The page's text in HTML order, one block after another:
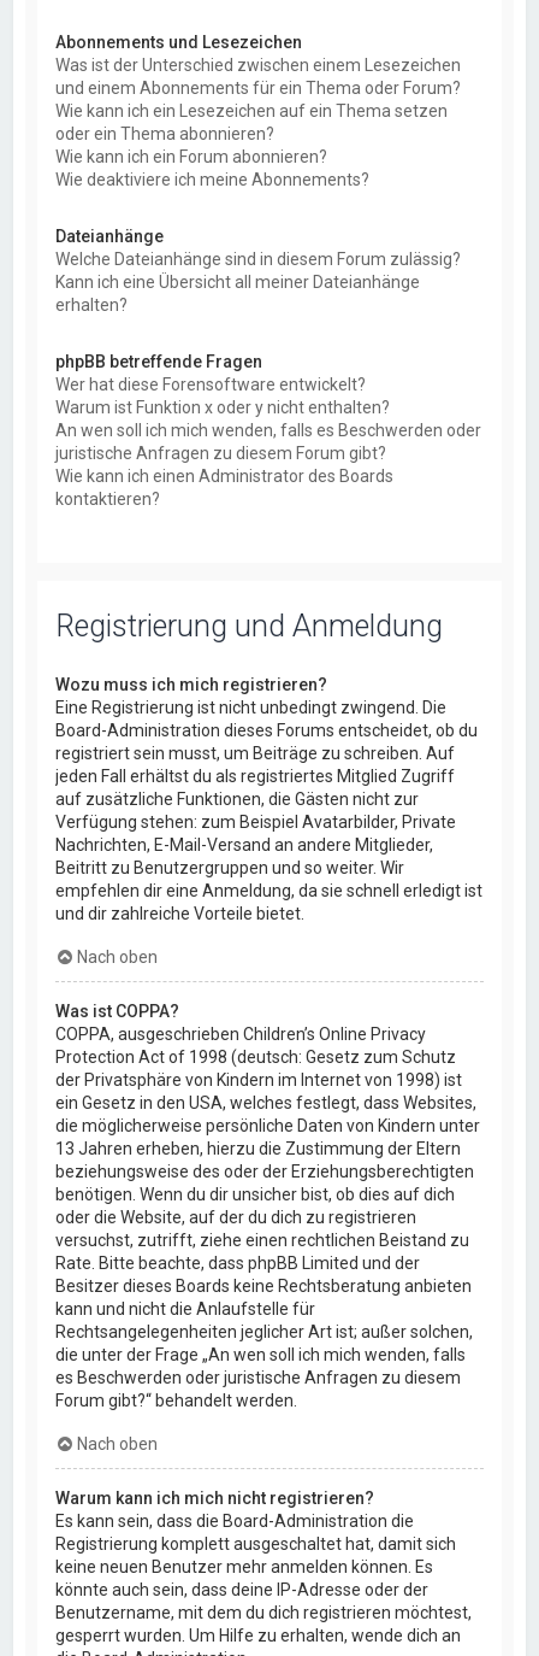
Abonnements und Lesezeichen
Was ist der Unterschied zwischen einem Lesezeichen
und einem Abonnements für ein Thema oder Forum?
Wie kann ich ein Lesezeichen auf ein Thema setzen
oder ein Thema abonnieren?
Wie kann ich ein Forum abonnieren?
Wie deaktiviere ich meine Abonnements?
Dateianhänge
Welche Dateianhänge sind in diesem Forum zulässig?
Kann ich eine Übersicht all meiner Dateianhänge
erhalten?
phpBB betreffende Fragen
Wer hat diese Forensoftware entwickelt?
Warum ist Funktion x oder y nicht enthalten?
An wen soll ich mich wenden, falls es Beschwerden oder
juristische Anfragen zu diesem Forum gibt?
Wie kann ich einen Administrator des Boards
kontaktieren?
Registrierung und Anmeldung
Wozu muss ich mich registrieren?
Eine Registrierung ist nicht unbedingt zwingend. Die
Board-Administration dieses Forums entscheidet, ob du
registriert sein musst, um Beiträge zu schreiben. Auf
jeden Fall erhältst du als registriertes Mitglied Zugriff
auf zusätzliche Funktionen, die Gästen nicht zur
Verfügung stehen: zum Beispiel Avatarbilder, Private
Nachrichten, E-Mail-Versand an andere Mitglieder,
Beitritt zu Benutzergruppen und so weiter. Wir
empfehlen dir eine Anmeldung, da sie schnell erledigt ist
und dir zahlreiche Vorteile bietet.
Nach oben
Was ist COPPA?
COPPA, ausgeschrieben Children’s Online Privacy
Protection Act of 1998 (deutsch: Gesetz zum Schutz
der Privatsphäre von Kindern im Internet von 1998) ist
ein Gesetz in den USA, welches festlegt, dass Websites,
die möglicherweise persönliche Daten von Kindern unter
13 Jahren erheben, hierzu die Zustimmung der Eltern
beziehungsweise des oder der Erziehungsberechtigten
benötigen. Wenn du dir unsicher bist, ob dies auf dich
oder die Website, auf der du dich zu registrieren
versuchst, zutrifft, ziehe einen rechtlichen Beistand zu
Rate. Bitte beachte, dass phpBB Limited und der
Besitzer dieses Boards keine Rechtsberatung anbieten
kann und nicht die Anlaufstelle für
Rechtsangelegenheiten jeglicher Art ist; außer solchen,
die unter der Frage „An wen soll ich mich wenden, falls
es Beschwerden oder juristische Anfragen zu diesem
Forum gibt?“ behandelt werden.
Nach oben
Warum kann ich mich nicht registrieren?
Es kann sein, dass die Board-Administration die
Registrierung komplett ausgeschaltet hat, damit sich
keine neuen Benutzer mehr anmelden können. Es
könnte auch sein, dass deine IP-Adresse oder der
Benutzername, mit dem du dich registrieren möchtest,
gesperrt wurden. Um Hilfe zu erhalten, wende dich an